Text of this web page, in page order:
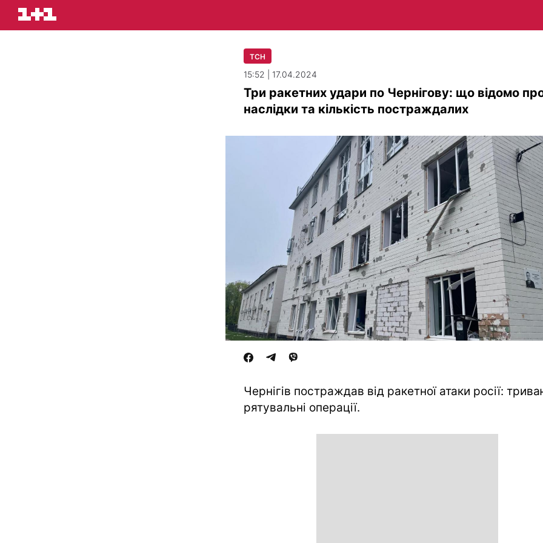
ТСН
15:52 | 17.04.2024
Три ракетних удари по Чернігову: що відомо
наслідки та кількість постраждалих
Чернігів постраждав від ракетної атаки росії:
рятувальні операції.